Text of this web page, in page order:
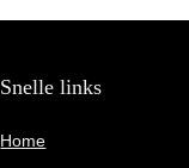
Snelle links
Home